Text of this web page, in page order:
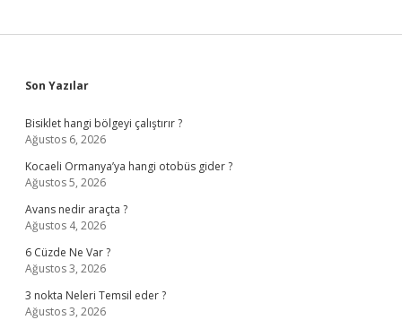
Sidebar
Son Yazılar
Bisiklet hangi bölgeyi çalıştırır ?
Ağustos 6, 2026
Kocaeli Ormanya’ya hangi otobüs gider ?
Ağustos 5, 2026
Avans nedir araçta ?
Ağustos 4, 2026
6 Cüzde Ne Var ?
Ağustos 3, 2026
3 nokta Neleri Temsil eder ?
Ağustos 3, 2026